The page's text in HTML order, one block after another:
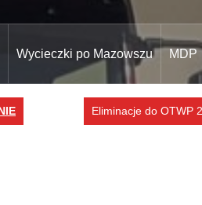
Wycieczki po Mazowszu MDP
Eliminacje do OTWP 2025